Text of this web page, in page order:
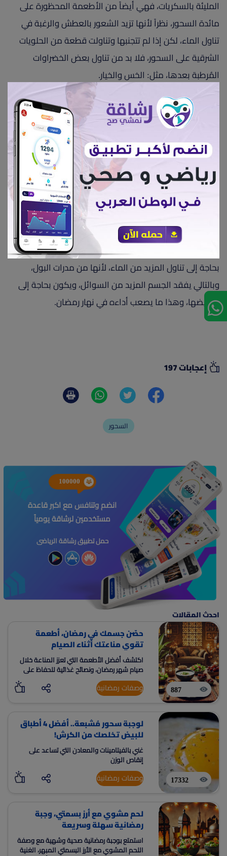
المليئة بالسكريات، فهي أيضاً من الأطعمة المحظورة على
مائدة السحور، نظراً لأنها تزيد الشعور بالعطش والرغبة في
تناول الماء، لكن إذا لم تتجنبها وتناولت قطعة من الحلويات
الشرقية على السحور، فلا بد من تناول بعض الخضراوات
المُرطبة بعدها، مثل: الخس والخيار.
قد لا تتمكن من البقاء مستيقظاً ونشطاً خلال اليوم التالي،
من دون تناول كوب من الشاي أو القهوة في وجبة السحور،
لكن هذه المشروبات تزيد شعورك بالعطش خلال النهار،
لاحتوائها على نسبة عالية من الكافيين، الذي يؤدي إلى إدرار
البول، وبالتالي يفقد الجسم الكثير من السوائل، التي يكون
بحاجة إليها حتى موعد الإفطار.
المشروبات الغازية مثلها مثل الكافيين تماماً، تجعل الجسم
بحاجة إلى تناول المزيد من الماء، لأنها من مدرات البول،
وبالتالي يفقد الجسم المزيد من السوائل، ويكون بحاجة إلى
تعويضها، وهذا ما يصعب أداءه في نهار رمضان.
إعجابات 197
السحور
100000
انضم وتنافس مع اكبر قاعدة
مستخدمين لرشاقة يومياً
حمل تطبيق رشاقة الرياضى
احدث المقالات
887
حصّن جسمك في رمضان، أطعمة
تقوي مناعتك أثناء الصيام
اكتشف أفضل الأطعمة التي تعزز المناعة خلال
صيام شهر رمضان، ونصائح غذائية للحفاظ على
صحتك ونشاطك طوال الشهر الكريم.
وصفات رمضانية
17332
لوجبة سحور مُشبعة.. أفضل 4 أطباق
للبيض تخلصك من الكرش!
غني بالفيتامينات والمعادن التي تساعد على
إنقاص الوزن
وصفات رمضانية
لحم مشوي مع أرز بسمتي، وجبة
رمضانية سهلة وسريعة
استمتع بوجبة رمضانية صحية وشهية مع وصفة
اللحم المشوي مع الأرز البسمتي المبهر، الغنية